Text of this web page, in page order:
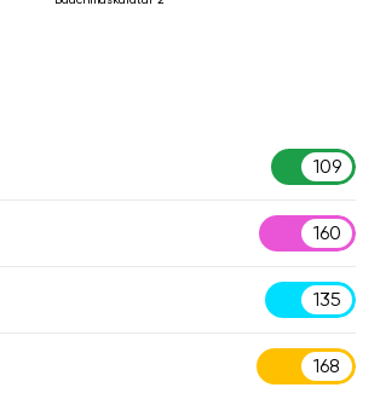
109
160
135
168